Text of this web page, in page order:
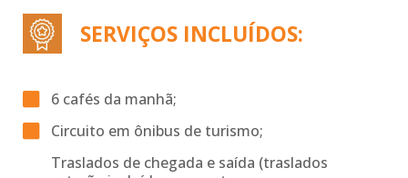
SERVIÇOS INCLUÍDOS:
6 cafés da manhã;
Circuito em ônibus de turismo;
Traslados de chegada e saída (traslados